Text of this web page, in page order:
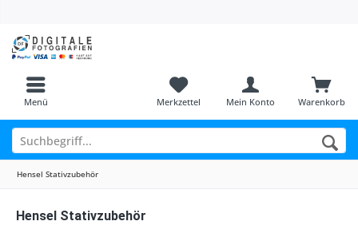
Menü Warenkorb
Merkzettel Mein Konto
Hensel Stativzubehör
Hensel Stativzubehör